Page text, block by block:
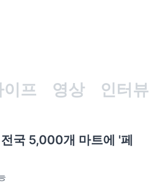
이프 영상 인터뷰
국 5,000개 마트에 '페